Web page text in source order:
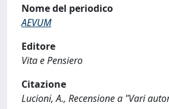
Nome del periodico
AEVUM
Editore
Vita e Pensiero
Citazione
Lucioni, A., Recensione a "Vari